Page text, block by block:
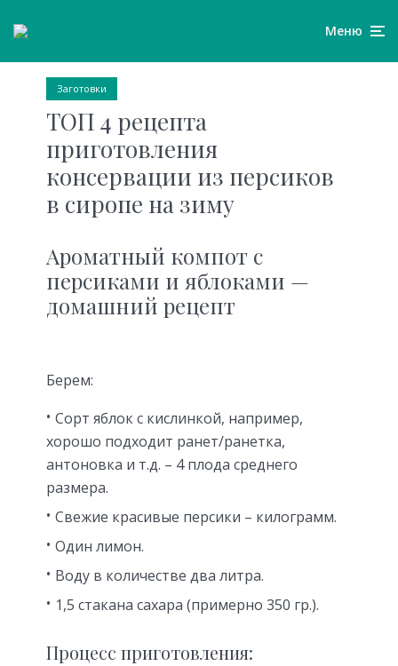
Меню
Заготовки
ТОП 4 рецепта
приготовления
консервации из персиков
в сиропе на зиму
Ароматный компот с
персиками и яблоками —
домашний рецепт
Берем:
Сорт яблок с кислинкой, например,
хорошо подходит ранет/ранетка,
антоновка и т.д. – 4 плода среднего
размера.
Свежие красивые персики – килограмм.
Один лимон.
Воду в количестве два литра.
1,5 стакана сахара (примерно 350 гр.).
Процесс приготовления: